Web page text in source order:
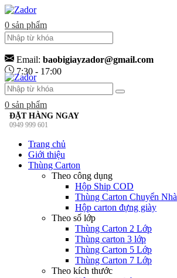
0 sản phẩm
Email: baobigiayzador@gmail.com
7:30 - 17:00
0 sản phẩm
ĐẶT HÀNG NGAY
0949 999 601
Trang chủ
Giới thiệu
Thùng Carton
Theo công dụng
Hộp Ship COD
Thùng Carton Chuyển Nhà
Hộp carton đựng giày
Theo số lớp
Thùng Carton 2 Lớp
Thùng carton 3 lớp
Thùng Carton 5 Lớp
Thùng Carton 7 Lớp
Theo kích thước